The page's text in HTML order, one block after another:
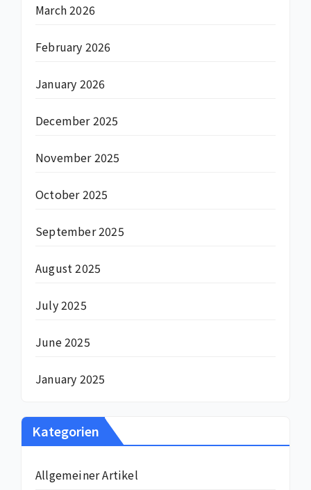
March 2026
February 2026
January 2026
December 2025
November 2025
October 2025
September 2025
August 2025
July 2025
June 2025
January 2025
Kategorien
Allgemeiner Artikel